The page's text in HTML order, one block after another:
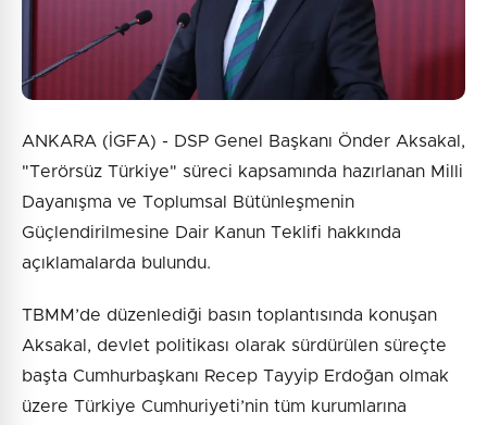
ANKARA (İGFA) - DSP Genel Başkanı Önder Aksakal,
"Terörsüz Türkiye" süreci kapsamında hazırlanan Milli
Dayanışma ve Toplumsal Bütünleşmenin
Güçlendirilmesine Dair Kanun Teklifi hakkında
açıklamalarda bulundu.
TBMM’de düzenlediği basın toplantısında konuşan
Aksakal, devlet politikası olarak sürdürülen süreçte
başta Cumhurbaşkanı Recep Tayyip Erdoğan olmak
üzere Türkiye Cumhuriyeti’nin tüm kurumlarına